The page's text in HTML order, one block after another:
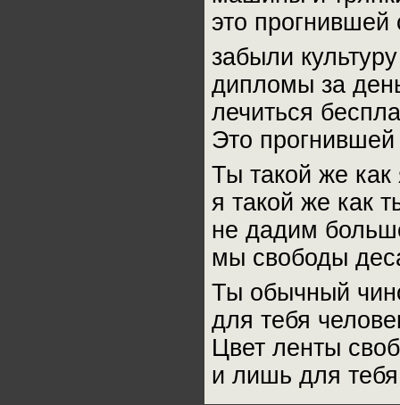
это
забыли
дипломы за
лечиться
Это
Ты такой же как
я такой же как
не дадим
мы свободы
Ты обычный
для тебя
Цвет ленты
и лишь для